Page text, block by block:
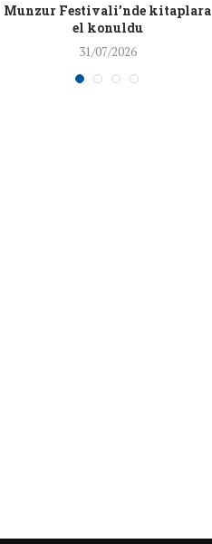
Munzur Festivali’nde kitaplara
el konuldu
31/07/2026